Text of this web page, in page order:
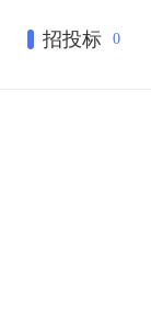
招投标 0